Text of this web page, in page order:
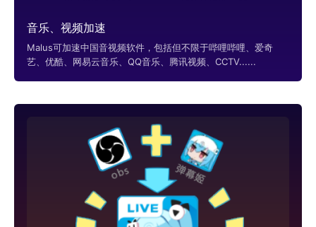
音乐、视频加速
Malus可加速中国音视频软件，包括但不限于哔哩哔哩、爱奇
艺、优酷、网易云音乐、QQ音乐、腾讯视频、CCTV......